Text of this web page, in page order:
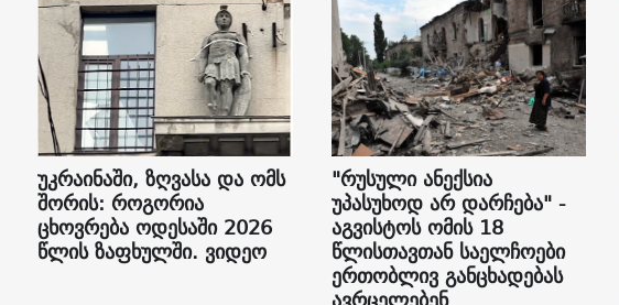
უკრაინაში, ზღვასა და ომს
შორის: როგორია
ცხოვრება ოდესაში 2026
წლის ზაფხულში. ვიდეო
"რუსული ანექსია
უპასუხოდ არ დარჩება" -
აგვისტოს ომის 18
წლისთავთან საელჩოები
ერთობლივ განცხადებას